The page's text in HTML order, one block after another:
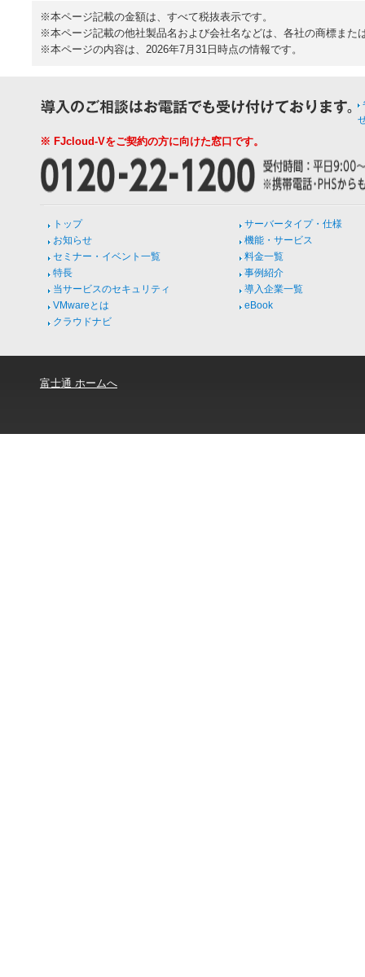
※本ページ記載の金額は、すべて税抜表示です。
※本ページ記載の他社製品名および会社名などは、各社の商標また
※本ページの内容は、2026年7月31日時点の情報です。
※ FJcloud-Vをご契約の方に向けた窓口です。
トップ
お知らせ
セミナー・イベント一覧
特長
当サービスのセキュリティ
VMwareとは
クラウドナビ
サーバータイプ・仕様
機能・サービス
料金一覧
事例紹介
導入企業一覧
eBook
富士通 ホームへ